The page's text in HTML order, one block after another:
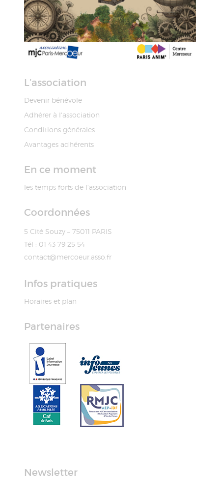
L’association
Devenir bénévole
Adhérer à l'association
Conditions générales
Avantages adhérents
En ce moment
les temps forts de l'association
Coordonnées
5 Cité Souzy – 75011 PARIS
Tél : 01 43 79 25 54
contact@mercoeur.asso.fr
Infos pratiques
Horaires et plan
Partenaires
Newsletter